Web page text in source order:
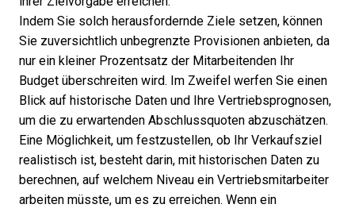
Indem Sie solch herausfordernde Ziele setzen, können
Sie zuversichtlich unbegrenzte Provisionen anbieten, da
nur ein kleiner Prozentsatz der Mitarbeitenden Ihr
Budget überschreiten wird. Im Zweifel werfen Sie einen
Blick auf historische Daten und Ihre Vertriebsprognosen,
um die zu erwartenden Abschlussquoten abzuschätzen.
Eine Möglichkeit, um festzustellen, ob Ihr Verkaufsziel
realistisch ist, besteht darin, mit historischen Daten zu
berechnen, auf welchem Niveau ein Vertriebsmitarbeiter
arbeiten müsste, um es zu erreichen. Wenn ein